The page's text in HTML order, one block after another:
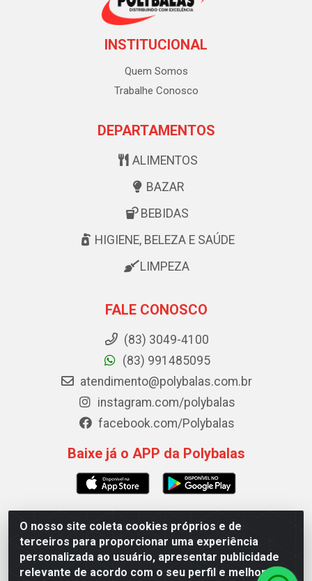
O nosso site coleta cookies próprios e de
terceiros para proporcionar uma experiência
personalizada ao usuário, apresentar publicidade
relevante de acordo com o seu perfil e melhorar a
INSTITUCIONAL
Quem Somos
Trabalhe Conosco
DEPARTAMENTOS
ALIMENTOS
BAZAR
BEBIDAS
HIGIENE, BELEZA E SAÚDE
LIMPEZA
FALE CONOSCO
(83) 3049-4100
(83) 991485095
atendimento@polybalas.com.br
instagram.com/polybalas
facebook.com/Polybalas
Baixe já o APP da Polybalas
Polybalas - Rua João Miguel de Souza, 173 Galpão B -
Ernesto Geisel, João Pessoa/PB - CEP 58.075-075 - CNPJ
00.909.327/0002-61